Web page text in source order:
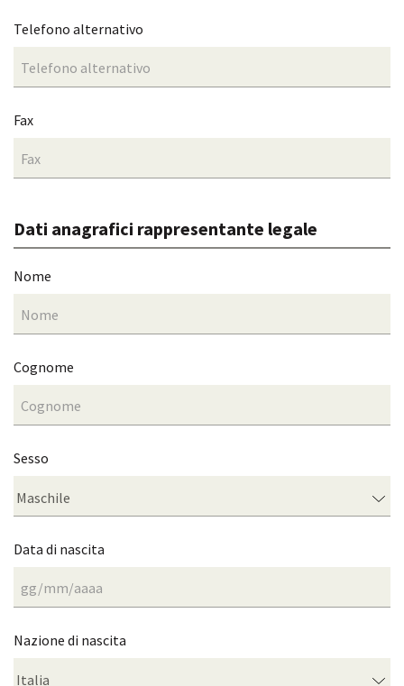
Telefono alternativo
Fax
Dati anagrafici rappresentante legale
Nome
Cognome
Sesso
Data di nascita
Nazione di nascita